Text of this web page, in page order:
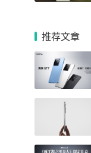
推荐文章